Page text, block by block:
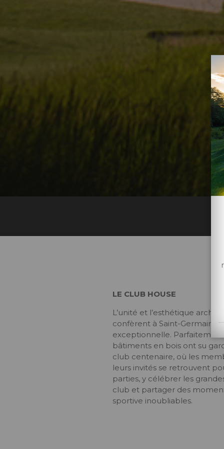
LE CLUB HOUSE
L’unité et l’esthétique
confèrent à Saint-Germain
exceptionnelle.
bâtiments en bois ont su
club centenaire, où les
leurs invités se retrouvent
parties, y célébrer les
club et partager des
sportive inoubliables.